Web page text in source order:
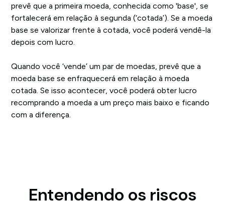
prevê que a primeira moeda, conhecida como 'base', se
fortalecerá em relação à segunda (‘cotada’). Se a moeda
base se valorizar frente à cotada, você poderá vendê-la
depois com lucro.
Quando você ‘vende’ um par de moedas, prevê que a
moeda base se enfraquecerá em relação à moeda
cotada. Se isso acontecer, você poderá obter lucro
recomprando a moeda a um preço mais baixo e ficando
com a diferença.
Entendendo os riscos